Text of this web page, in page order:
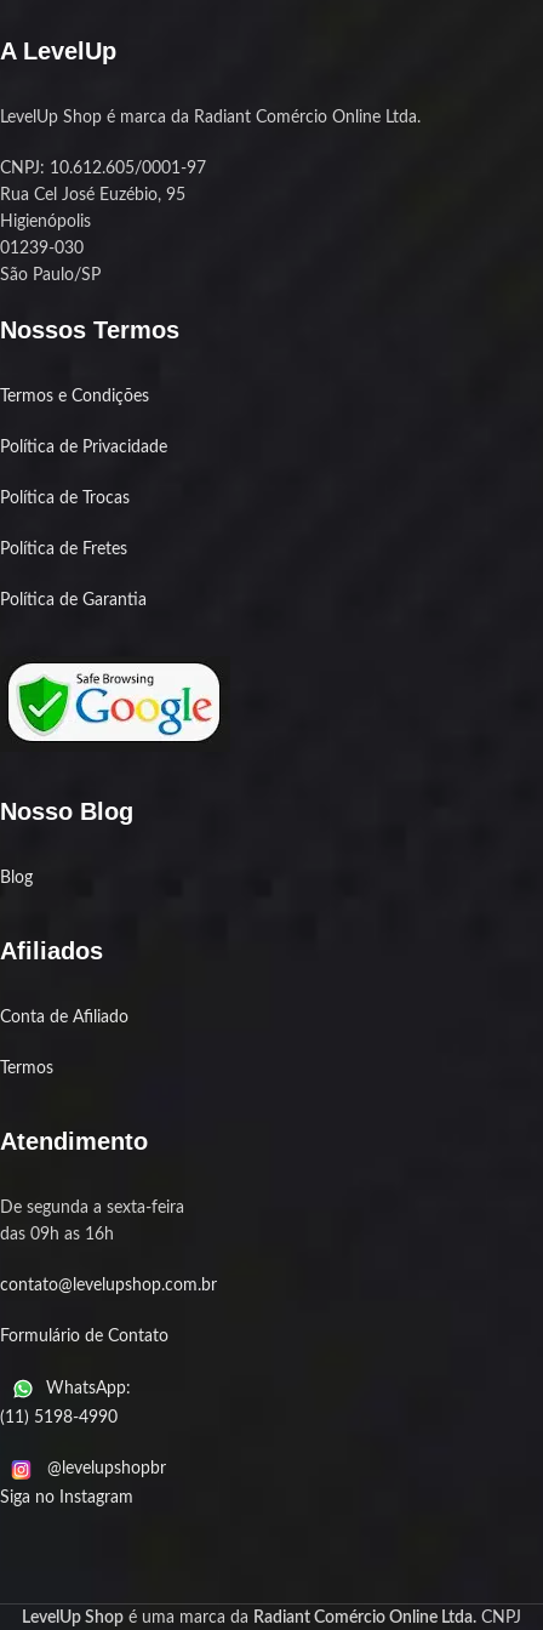
AM5 e LGA1700. Chegou, encaixou,
A LevelUp
LevelUp Shop é marca da Radiant Comércio Online Ltda.
CNPJ: 10.612.605/0001-97
Rua Cel José Euzébio, 95
Higienópolis
01239-030
São Paulo/SP
Nossos Termos
Termos e Condições
Política de Privacidade
Política de Trocas
Política de Fretes
Política de Garantia
Nosso Blog
Blog
Afiliados
Conta de Afiliado
Termos
Atendimento
De segunda a sexta-feira
das 09h as 16h
contato@levelupshop.com.br
Formulário de Contato
WhatsApp:
(11) 5198-4990
@levelupshopbr
Siga no Instagram
LevelUp Shop é uma marca da Radiant Comércio Online Ltda. CNPJ